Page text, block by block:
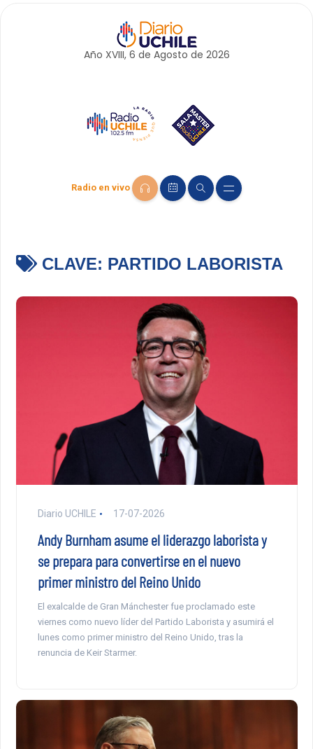
Año XVIII, 6 de Agosto de 2026
Radio en vivo
CLAVE: PARTIDO LABORISTA
Diario UCHILE 17-07-2026
Andy Burnham asume el liderazgo laborista y
se prepara para convertirse en el nuevo
primer ministro del Reino Unido
El exalcalde de Gran Mánchester fue proclamado este
viernes como nuevo líder del Partido Laborista y asumirá el
lunes como primer ministro del Reino Unido, tras la
renuncia de Keir Starmer.